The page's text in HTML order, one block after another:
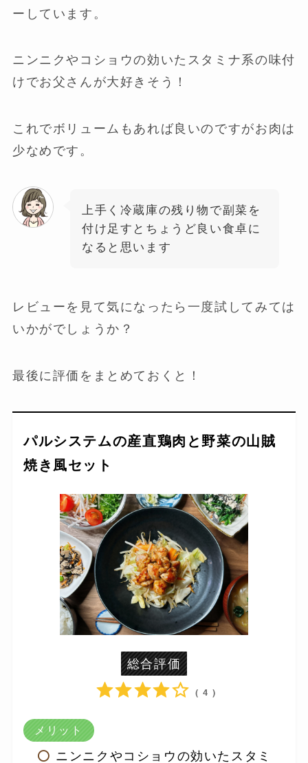
ーしています。
ニンニクやコショウの効いたスタミナ系の味付
けでお父さんが大好きそう！
これでボリュームもあれば良いのですがお肉は
少なめです。
上手く冷蔵庫の残り物で副菜を
付け足すとちょうど良い食卓に
なると思います
レビューを見て気になったら一度試してみては
いかがでしょうか？
最後に評価をまとめておくと！
パルシステムの産直鶏肉と野菜の山賊
焼き風セット
総合評価
( 4 )
メリット
ニンニクやコショウの効いたスタミ